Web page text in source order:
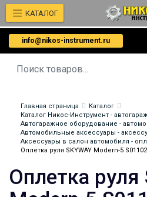
info@nikos-instrument.ru
КАТАЛОГ
Главная страница
Каталог
Каталог Никос-Инструмент -
Автогаражное оборудование -
Автомобильные аксессуары -
Аксессуары в салон автомобиля -
Оплетка руля SKYWAY Modern-5
Оплетка руля